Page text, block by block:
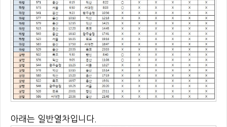
아래는 일반열차입니다.